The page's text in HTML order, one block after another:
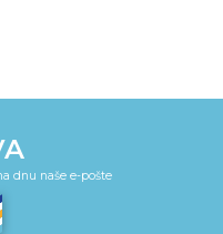
dnu naše e-pošte